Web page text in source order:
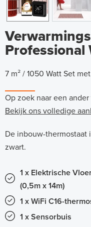
Professional
7 m² / 1050 Watt Set
Op zoek naar een ander
Bekijk ons volledige
De inbouw-thermostaat
zwart.
1 x Elektrische
(0,5m x 14m)
1 x WiFi C16-
1 x Sensorbuis